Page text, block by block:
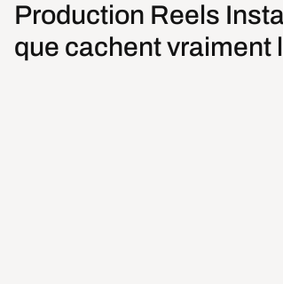
Production Reels
que cachent vraiment